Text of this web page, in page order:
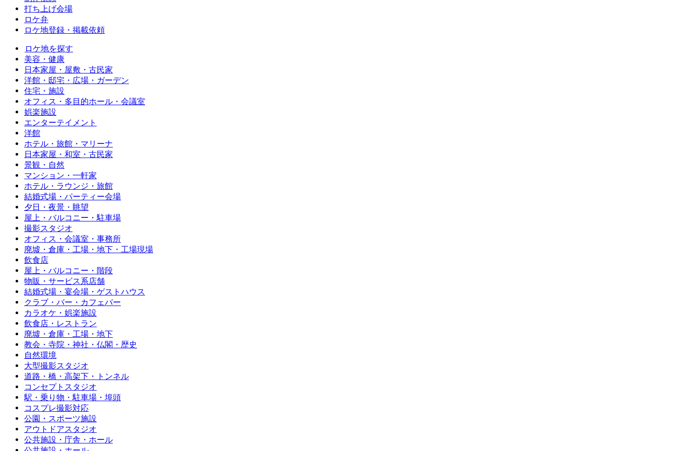
打ち上げ会場
ロケ弁
ロケ地登録・掲載依頼
ロケ地を探す
美容・健康
日本家屋・屋敷・古民家
洋館・邸宅・広場・ガーデン
住宅・施設
オフィス・多目的ホール・会議室
娯楽施設
エンターテイメント
洋館
ホテル・旅館・マリーナ
日本家屋・和室・古民家
景観・自然
マンション・一軒家
ホテル・ラウンジ・旅館
結婚式場・パーティー会場
夕日・夜景・眺望
屋上・バルコニー・駐車場
撮影スタジオ
オフィス・会議室・事務所
廃墟・倉庫・工場・地下・工場現場
飲食店
屋上・バルコニー・階段
物販・サービス系店舗
結婚式場・宴会場・ゲストハウス
クラブ・バー・カフェバー
カラオケ・娯楽施設
飲食店・レストラン
廃墟・倉庫・工場・地下
教会・寺院・神社・仏閣・歴史
自然環境
大型撮影スタジオ
道路・橋・高架下・トンネル
コンセプトスタジオ
駅・乗り物・駐車場・埠頭
コスプレ撮影対応
公園・スポーツ施設
アウトドアスタジオ
公共施設・庁舎・ホール